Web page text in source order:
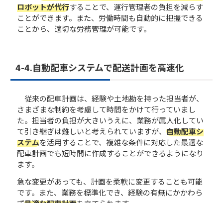
ロボットが代行することで、運行管理者の負担を減らす
ことができます。また、労働時間も自動的に把握できる
ことから、適切な労務管理が可能です。
4-4.自動配車システムで配送計画を高速化
従来の配車計画は、経験や土地勘を持った担当者が、
さまざまな制約を考慮して時間をかけて行っていまし
た。担当者の負担が大きいうえに、業務が属人化してい
て引き継ぎは難しいと考えられていますが、 自動配車シ
ステムを活用することで、複雑な条件に対応した最適な
配車計画でも短時間に作成することができるようになり
ます。
急な変更があっても、計画を柔軟に変更することも可能
です。また、業務を標準化でき、経験の有無にかかわら